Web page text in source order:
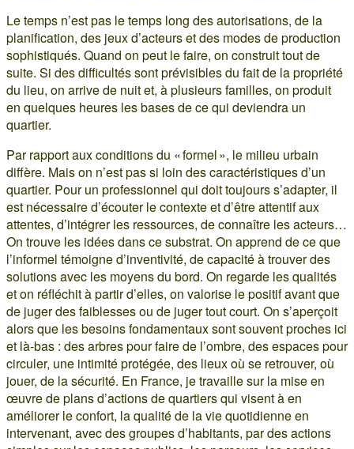
Le temps n’est pas le temps long des autorisations, de la
planification, des jeux d’acteurs et des modes de production
sophistiqués. Quand on peut le faire, on construit tout de
suite. Si des difficultés sont prévisibles du fait de la propriété
du lieu, on arrive de nuit et, à plusieurs familles, on produit
en quelques heures les bases de ce qui deviendra un
quartier.
Par rapport aux conditions du « formel », le milieu urbain
diffère. Mais on n’est pas si loin des caractéristiques d’un
quartier. Pour un professionnel qui doit toujours s’adapter, il
est nécessaire d’écouter le contexte et d’être attentif aux
attentes, d’intégrer les ressources, de connaître les acteurs…
On trouve les idées dans ce substrat. On apprend de ce que
l’informel témoigne d’inventivité, de capacité à trouver des
solutions avec les moyens du bord. On regarde les qualités
et on réfléchit à partir d’elles, on valorise le positif avant que
de juger des faiblesses ou de juger tout court. On s’aperçoit
alors que les besoins fondamentaux sont souvent proches ici
et là-bas : des arbres pour faire de l’ombre, des espaces pour
circuler, une intimité protégée, des lieux où se retrouver, où
jouer, de la sécurité. En France, je travaille sur la mise en
œuvre de plans d’actions de quartiers qui visent à en
améliorer le confort, la qualité de la vie quotidienne en
intervenant, avec des groupes d’habitants, par des actions